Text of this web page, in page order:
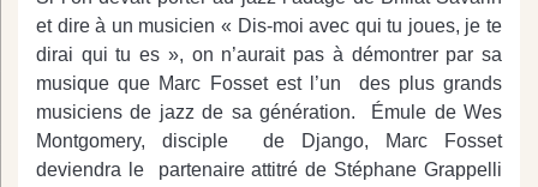
et dire à un musicien « Dis-moi avec qui tu joues, je te
dirai qui tu es », on n’aurait pas à démontrer par sa
musique que Marc Fosset est l’un des plus grands
musiciens de jazz de sa génération. Émule de Wes
Montgomery, disciple de Django, Marc Fosset
deviendra le partenaire attitré de Stéphane Grappelli